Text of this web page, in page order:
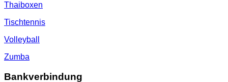
Thaiboxen
Tischtennis
Volleyball
Zumba
Bankverbindung